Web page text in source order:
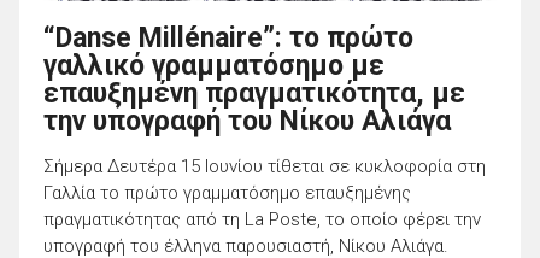
“Danse Millénaire”: το πρώτο
γαλλικό γραμματόσημο με
επαυξημένη πραγματικότητα, με
την υπογραφή του Νίκου Αλιάγα
Σήμερα Δευτέρα 15 Ιουνίου τίθεται σε κυκλοφορία στη
Γαλλία το πρώτο γραμματόσημο επαυξημένης
πραγματικότητας από τη La Poste, το οποίο φέρει την
υπογραφή του έλληνα παρουσιαστή, Νίκου Αλιάγα.